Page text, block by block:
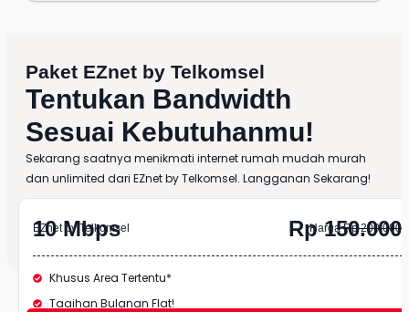
Paket EZnet by Telkomsel
Tentukan Bandwidth
Sesuai Kebutuhanmu!
Sekarang saatnya menikmati internet rumah mudah murah
dan unlimited dari EZnet by Telkomsel. Langganan Sekarang!
EZnet by Telkomsel
10 Mbps HargaRp 200.000
Rp 150.000
Khusus Area Tertentu*
Tagihan Bulanan Flat!